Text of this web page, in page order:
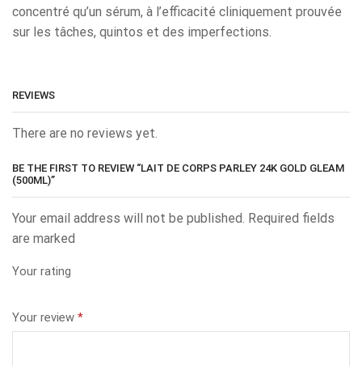
concentré qu’un sérum, à l’efficacité cliniquement prouvée
sur les tâches, quintos et des imperfections.
REVIEWS
There are no reviews yet.
BE THE FIRST TO REVIEW “LAIT DE CORPS PARLEY 24K GOLD GLEAM
(500ML)”
Your email address will not be published. Required fields
are marked
Your rating
Your review *